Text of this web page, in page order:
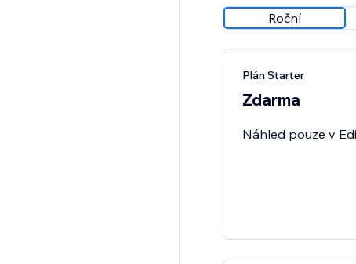
Roční
Plán Starter
Zdarma
Náhled pouze v